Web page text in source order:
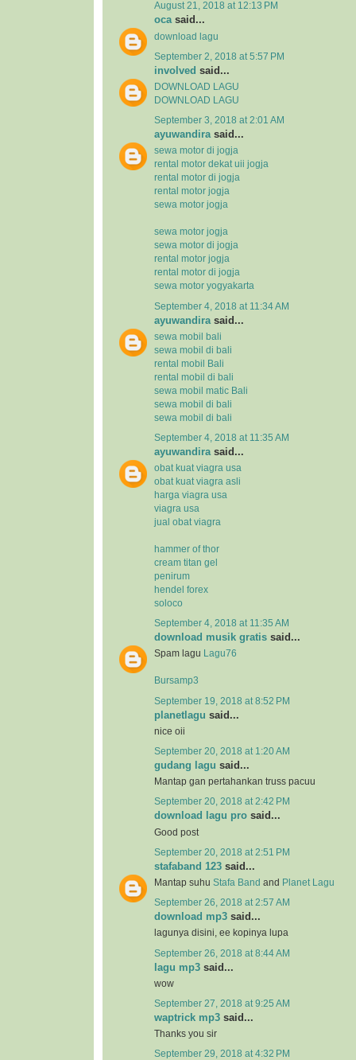
August 21, 2018 at 12:13 PM
ocasaid...
download lagu
September 2, 2018 at 5:57 PM
involved said...
DOWNLOAD LAGU
DOWNLOAD LAGU
September 3, 2018 at 2:01 AM
ayuwandirasaid...
sewa motor di jogja
rental motor dekat uii jogja
rental motor di jogja
rental motor jogja
sewa motor jogja
sewa motor jogja
sewa motor di jogja
rental motor jogja
rental motor di jogja
sewa motor yogyakarta
September 4, 2018 at 11:34 AM
ayuwandira said...
sewa mobil bali
sewa mobil di bali
rental mobil Bali
rental mobil di bali
sewa mobil matic Bali
sewa mobil di bali
sewa mobil di bali
September 4, 2018 at 11:35 AM
ayuwandira said...
obat kuat viagra usa
obat kuat viagra asli
harga viagra usa
viagra usa
jual obat viagra
hammer of thor
cream titan gel
penirum
hendel forex
soloco
September 4, 2018 at 11:35 AM
download musik gratis said...
Spam lagu Lagu76
Bursamp3
September 19, 2018 at 8:52 PM
planetlagu said...
nice oii
September 20, 2018 at 1:20 AM
gudang lagu said...
Mantap gan pertahankan truss pacuu
September 20, 2018 at 2:42 PM
download lagu pro said...
Good post
September 20, 2018 at 2:51 PM
stafaband 123 said...
Mantap suhu Stafa Band and Planet Lagu
September 26, 2018 at 2:57 AM
download mp3 said...
lagunya disini, ee kopinya lupa
September 26, 2018 at 8:44 AM
lagu mp3 said...
wow
September 27, 2018 at 9:25 AM
waptrick mp3 said...
Thanks you sir
September 29, 2018 at 4:32 PM